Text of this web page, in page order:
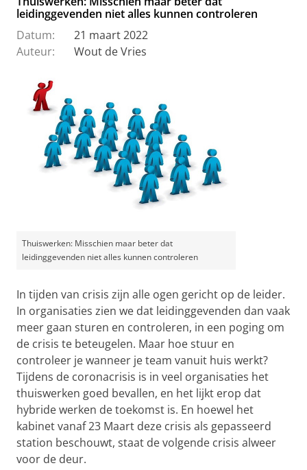
leidinggevenden niet alles kunnen controleren
Datum:
21 maart 2022
Auteur:
Wout de Vries
Thuiswerken: Misschien maar beter dat
leidinggevenden niet alles kunnen controleren
In tijden van crisis zijn alle ogen gericht op de leider.
In organisaties zien we dat leidinggevenden dan vaak
meer gaan sturen en controleren, in een poging om
de crisis te beteugelen. Maar hoe stuur en
controleer je wanneer je team vanuit huis werkt?
Tijdens de coronacrisis is in veel organisaties het
thuiswerken goed bevallen, en het lijkt erop dat
hybride werken de toekomst is. En hoewel het
kabinet vanaf 23 Maart deze crisis als gepasseerd
station beschouwt, staat de volgende crisis alweer
voor de deur.